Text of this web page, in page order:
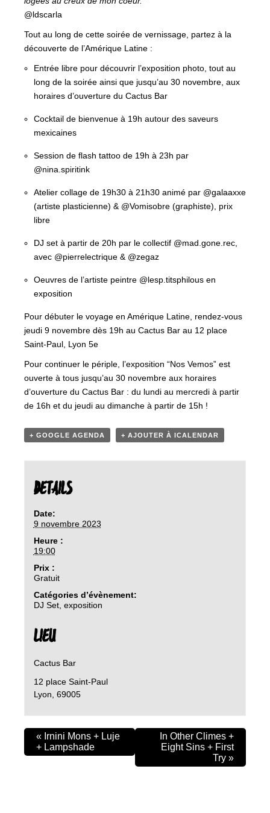
@ldscarla
Tout au long de cette soirée de vernissage, partez à la
découverte de l’Amérique Latine :
Entrée libre pour découvrir l’exposition photo, tout au
long de la soirée ainsi que jusqu’au 30 novembre, aux
horaires d’ouverture du Cactus Bar
Cocktail de bienvenue à 19h autour des saveurs
mexicaines
Session de flash tattoo de 19h à 23h par
@nina.spiritink
Atelier collage de 19h30 à 21h30 animé par @galaaxxe
(artiste plasticienne) & @Vomisobre (graphiste), prix
libre
DJ set à partir de 20h par le collectif @mad.gone.rec,
avec @pierrelectrique & @zegaz
Oeuvres de l’artiste peintre @lesp.titsphilous en
exposition
Pour débuter le voyage en Amérique Latine, rendez-vous
jeudi 9 novembre dès 19h au Cactus Bar au 12 place
Saint-Paul, Lyon 5e
Pour continuer le périple, l’exposition “Nos Vemos” est
ouverte à tous jusqu’au 30 novembre aux horaires
d’ouverture du Cactus Bar : du lundi au mercredi à partir
de 16h et du jeudi au dimanche à partir de 15h !
+ GOOGLE AGENDA + AJOUTER À ICALENDAR
DETAILS
Date:
9 novembre 2023
Heure :
19:00
Prix :
Gratuit
Catégories d’évènement:
DJ Set, exposition
LIEU
Cactus Bar
12 place Saint-Paul
Lyon 69005
« Irnini Mons + Luje
+ Lampshade
In Other Climes +
Eight Sins + First
Try »